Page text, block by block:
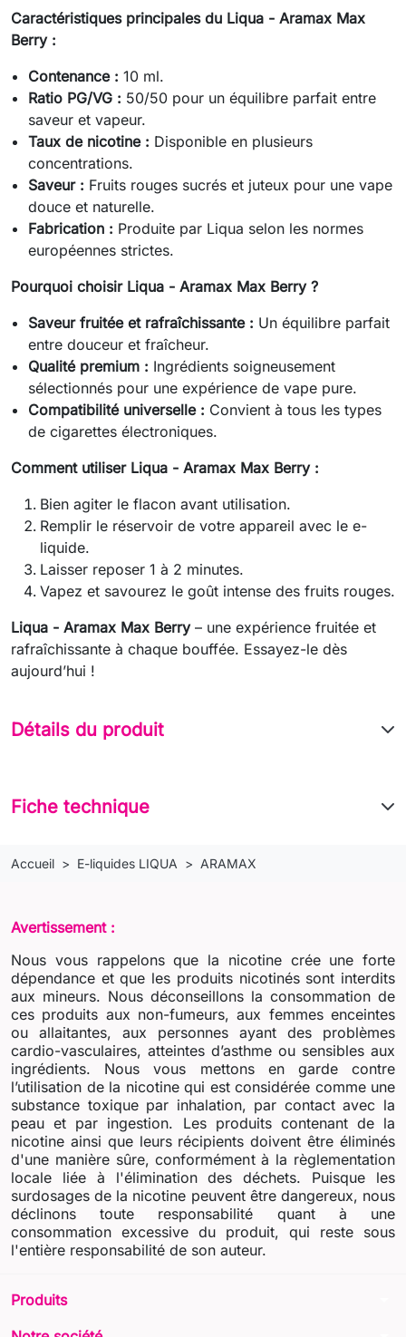
Caractéristiques principales du Liqua - Aramax Max
Berry :
Contenance : 10 ml.
Ratio PG/VG : 50/50 pour un équilibre parfait entre
saveur et vapeur.
Taux de nicotine : Disponible en plusieurs
concentrations.
Saveur : Fruits rouges sucrés et juteux pour une vape
douce et naturelle.
Fabrication : Produite par Liqua selon les normes
européennes strictes.
Pourquoi choisir Liqua - Aramax Max Berry ?
Saveur fruitée et rafraîchissante : Un équilibre parfait
entre douceur et fraîcheur.
Qualité premium : Ingrédients soigneusement
sélectionnés pour une expérience de vape pure.
Compatibilité universelle : Convient à tous les types
de cigarettes électroniques.
Comment utiliser Liqua - Aramax Max Berry :
Bien agiter le flacon avant utilisation.
Remplir le réservoir de votre appareil avec le e-
liquide.
Laisser reposer 1 à 2 minutes.
Vapez et savourez le goût intense des fruits rouges.
Liqua - Aramax Max Berry– une expérience fruitée et
rafraîchissante à chaque bouffée. Essayez-le dès
aujourd’hui !
Détails du produit
Fiche technique
Accueil E-liquides LIQUA ARAMAX
Avertissement :
Nous vous rappelons que la nicotine crée une forte
dépendance et que les produits nicotinés sont interdits
aux mineurs. Nous déconseillons la consommation de
ces produits aux non-fumeurs, aux femmes enceintes
ou allaitantes, aux personnes ayant des problèmes
cardio-vasculaires, atteintes d’asthme ou sensibles aux
ingrédients. Nous vous mettons en garde contre
l’utilisation de la nicotine qui est considérée comme une
substance toxique par inhalation, par contact avec la
peau et par ingestion. Les produits contenant de la
nicotine ainsi que leurs récipients doivent être éliminés
d'une manière sûre, conformément à la règlementation
locale liée à l'élimination des déchets. Puisque les
surdosages de la nicotine peuvent être dangereux, nous
déclinons toute responsabilité quant à une
consommation excessive du produit, qui reste sous
l'entière responsabilité de son auteur.
Produits